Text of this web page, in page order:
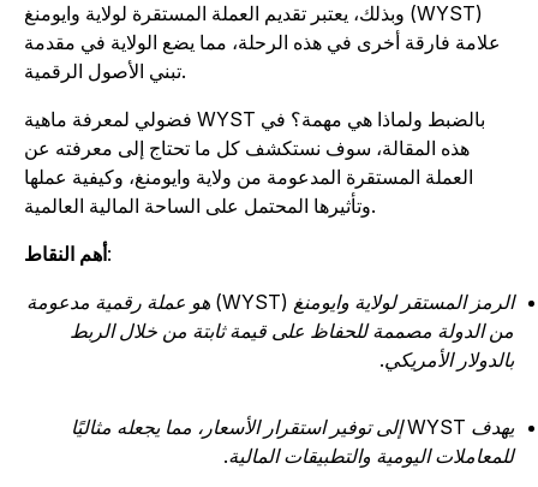
وبذلك، يعتبر تقديم العملة المستقرة لولاية وايومنغ (WYST)
علامة فارقة أخرى في هذه الرحلة، مما يضع الولاية في مقدمة
فضولي لمعرفة ماهية WYST بالضبط ولماذا هي مهمة؟ في
هذه المقالة، سوف نستكشف كل ما تحتاج إلى معرفته عن
العملة المستقرة المدعومة من ولاية وايومنغ، وكيفية عملها
أهم النقاط
الرمز المستقر لولاية وايومنغ (WYST) هو عملة رقمية مدعومة
الدولة مصممة للحفاظ على قيمة ثابتة من خلال الربط
الأمريكي.
يهدف WYST إلى توفير استقرار الأسعار، مما يجعله مثاليًا
اليومية والتطبيقات المالية.